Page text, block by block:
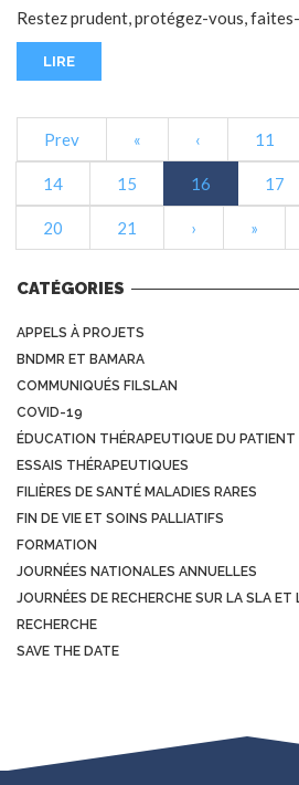
Restez prudent, protégez-vous,
LIRE
Prev « ‹ 11
14 15 16 17
20 21 › »
CATÉGORIES
APPELS À PROJETS
BNDMR ET BAMARA
COMMUNIQUÉS FILSLAN
COVID-19
ÉDUCATION THÉRAPEUTIQUE DU PATIENT
ESSAIS THÉRAPEUTIQUES
FILIÈRES DE SANTÉ MALADIES RARES
FIN DE VIE ET SOINS PALLIATIFS
FORMATION
JOURNÉES NATIONALES ANNUELLES
JOURNÉES DE RECHERCHE SUR LA SLA ET
RECHERCHE
SAVE THE DATE